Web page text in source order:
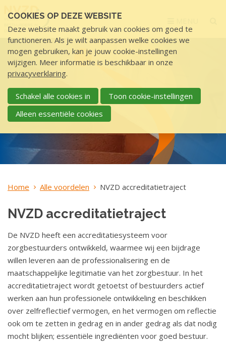
links
over
S
p
r
n
g
n
a
n
h
o
u
d
S
p
r
i
n
g
Home Alle voordelen NVZD accreditatietraject
NVZD accreditatietraject
De NVZD heeft een accreditatiesysteem voor
zorgbestuurders ontwikkeld, waarmee wij een bijdrage
willen leveren aan de professionalisering en de
maatschappelijke legitimatie van het zorgbestuur. In het
accreditatietraject wordt getoetst of bestuurders actief
werken aan hun professionele ontwikkeling en beschikken
over zelfreflectief vermogen, en het vermogen om reflectie
ook om te zetten in gedrag en in ander gedrag als dat nodig
mocht blijken; essentiële ingrediënten voor goed bestuur.
COOKIES OP DEZE WEBSITE
Deze website maakt gebruik van cookies om goed te
functioneren. Als je wilt aanpassen welke cookies we
mogen gebruiken, kan je jouw cookie-instellingen
wijzigen. Meer informatie is beschikbaar in onze
privacyverklaring.
Schakel alle cookies in
Toon cookie-instellingen
Alleen essentiële cookies